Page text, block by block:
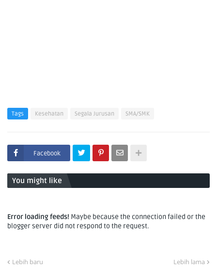
Tags Kesehatan Segala Jurusan SMA/SMK
Facebook
You might like
Error loading feeds! Maybe because the connection failed or the
blogger server did not respond to the request.
Lebih baru Lebih lama